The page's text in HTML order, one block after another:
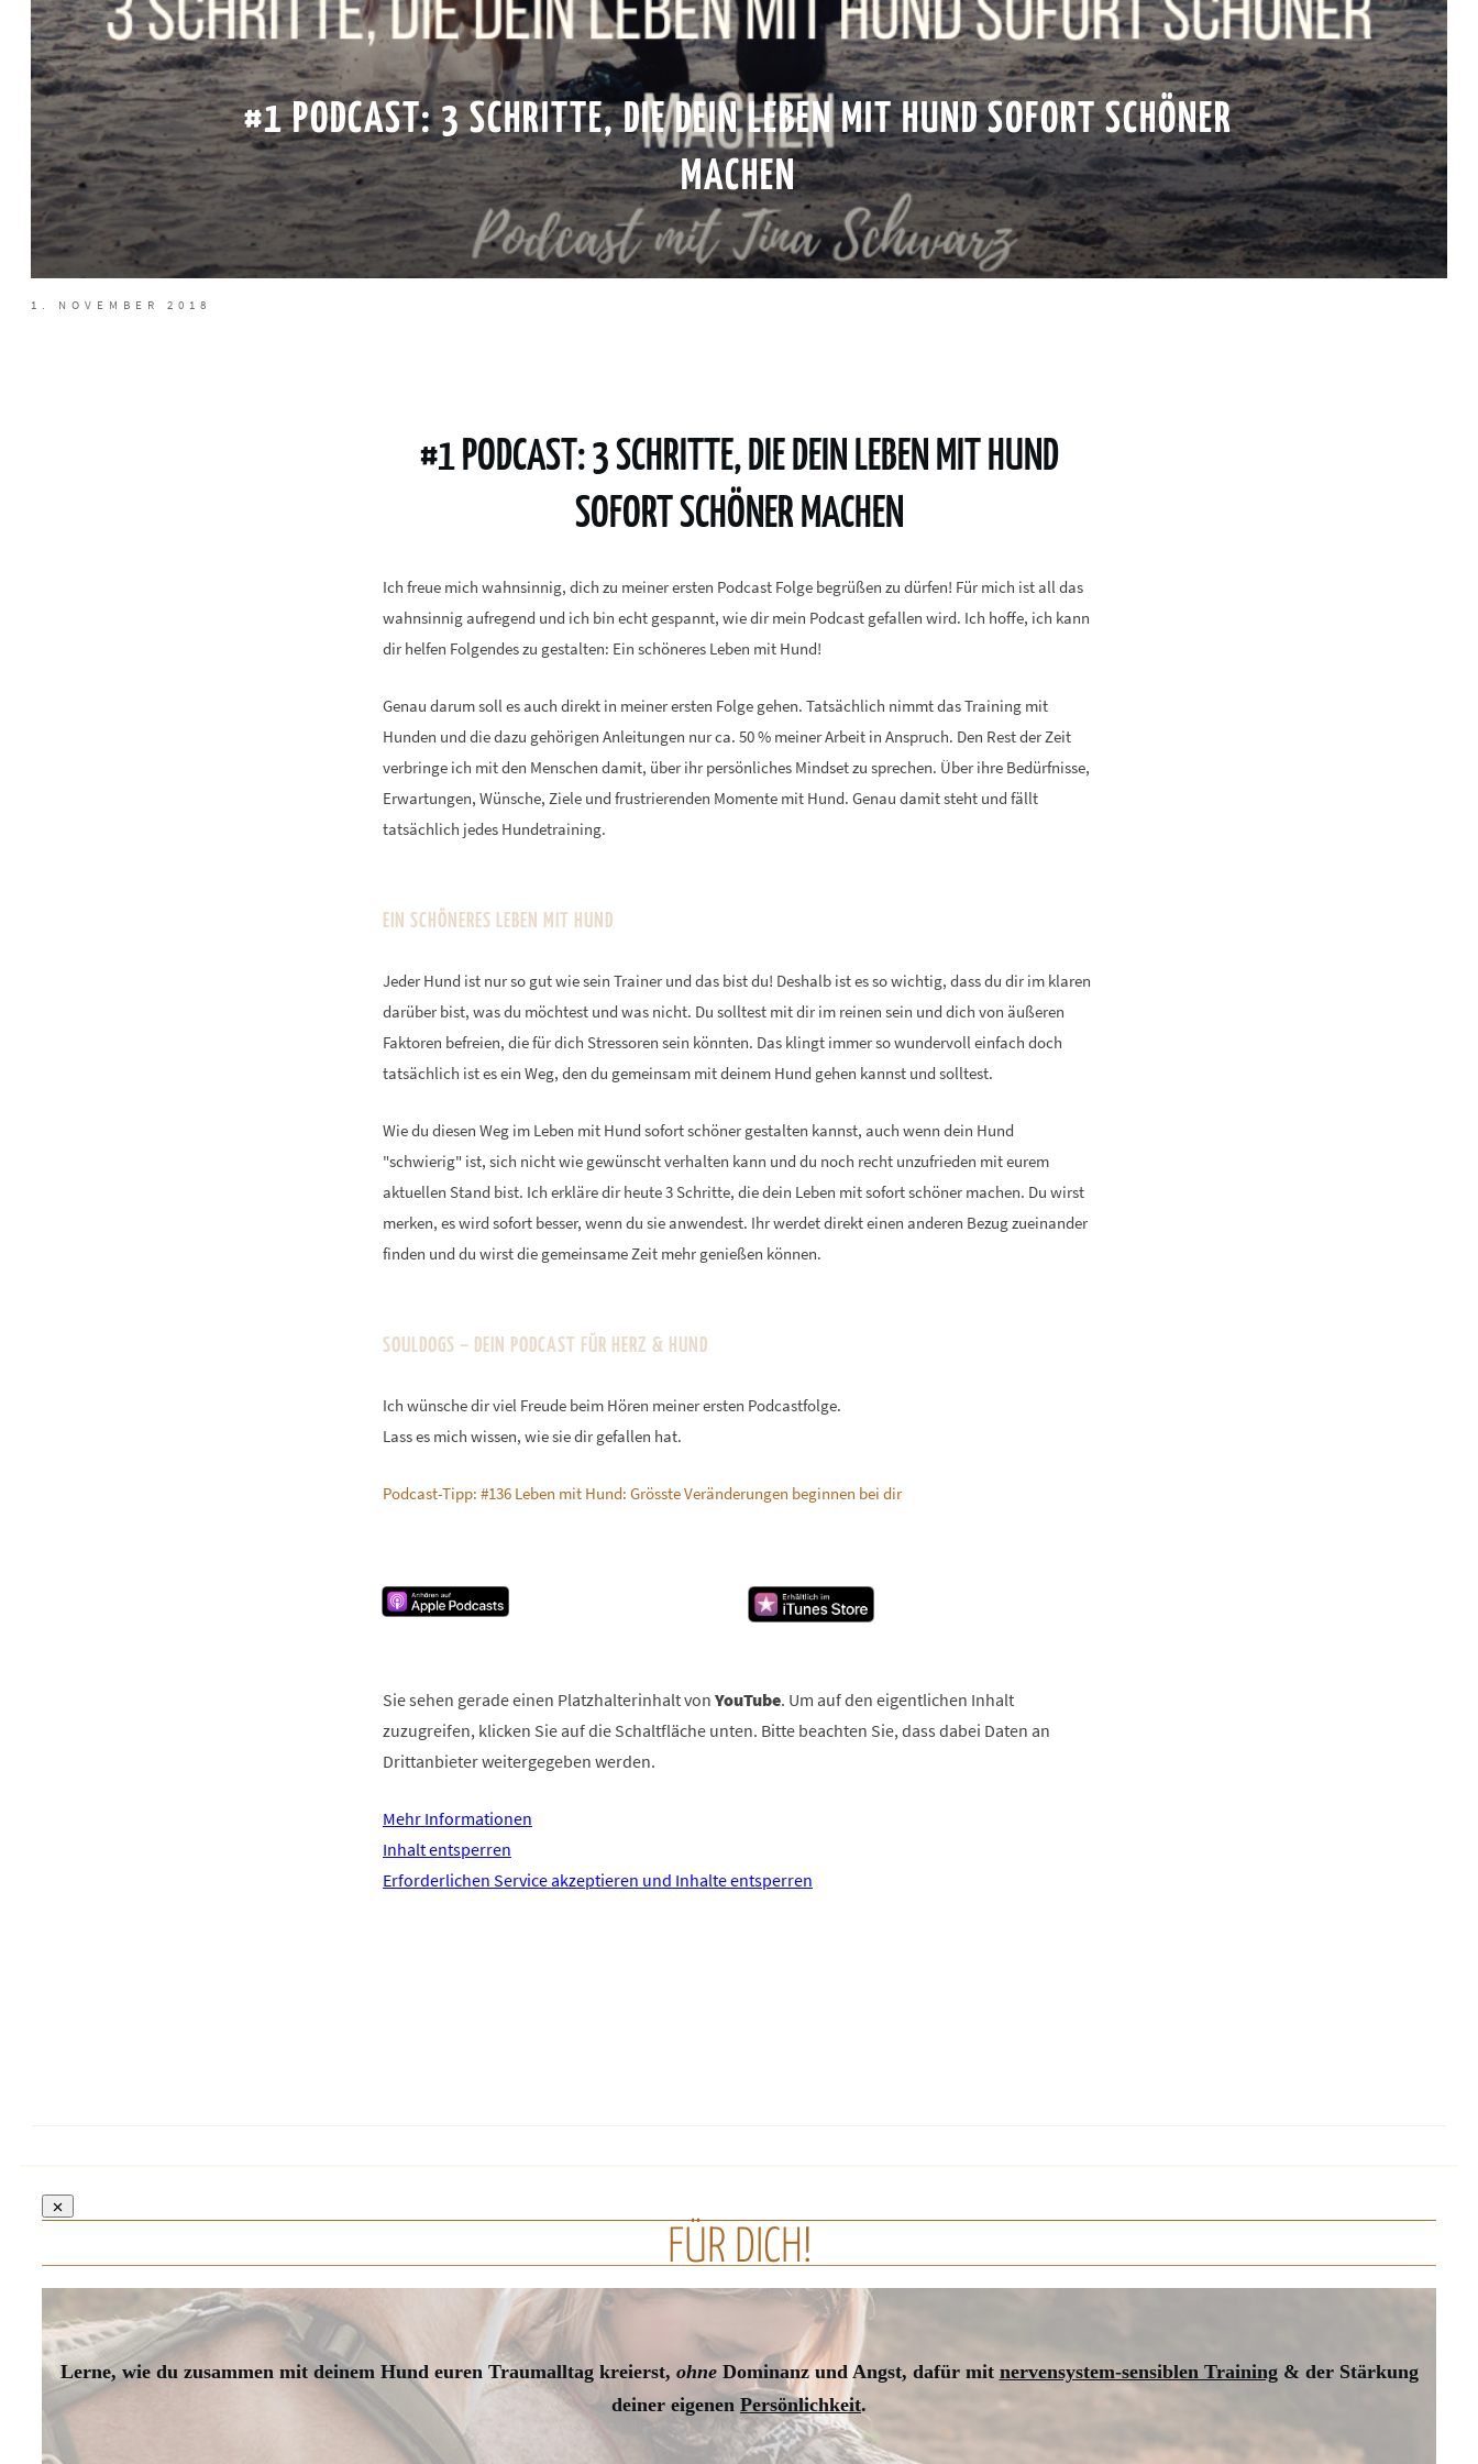
#1 PODCAST: 3 SCHRITTE, DIE DEIN LEBEN MIT HUND SOFORT SCHÖNER
MACHEN
1. NOVEMBER 2018
#1 PODCAST: 3 SCHRITTE, DIE DEIN LEBEN MIT HUND
SOFORT SCHÖNER MACHEN
Ich freue mich wahnsinnig, dich zu meiner ersten Podcast Folge begrüßen zu dürfen! Für mich ist all das
wahnsinnig aufregend und ich bin echt gespannt, wie dir mein Podcast gefallen wird. Ich hoffe, ich kann
dir helfen Folgendes zu gestalten: Ein schöneres Leben mit Hund!
Genau darum soll es auch direkt in meiner ersten Folge gehen. Tatsächlich nimmt das Training mit
Hunden und die dazu gehörigen Anleitungen nur ca. 50 % meiner Arbeit in Anspruch. Den Rest der Zeit
verbringe ich mit den Menschen damit, über ihr persönliches Mindset zu sprechen. Über ihre Bedürfnisse,
Erwartungen, Wünsche, Ziele und frustrierenden Momente mit Hund. Genau damit steht und fällt
tatsächlich jedes Hundetraining.
EIN SCHÖNERES LEBEN MIT HUND
Jeder Hund ist nur so gut wie sein Trainer und das bist du! Deshalb ist es so wichtig, dass du dir im klaren
darüber bist, was du möchtest und was nicht. Du solltest mit dir im reinen sein und dich von äußeren
Faktoren befreien, die für dich Stressoren sein könnten. Das klingt immer so wundervoll einfach doch
tatsächlich ist es ein Weg, den du gemeinsam mit deinem Hund gehen kannst und solltest.
Wie du diesen Weg im Leben mit Hund sofort schöner gestalten kannst, auch wenn dein Hund
"schwierig" ist, sich nicht wie gewünscht verhalten kann und du noch recht unzufrieden mit eurem
aktuellen Stand bist. Ich erkläre dir heute 3 Schritte, die dein Leben mit sofort schöner machen. Du wirst
merken, es wird sofort besser, wenn du sie anwendest. Ihr werdet direkt einen anderen Bezug zueinander
finden und du wirst die gemeinsame Zeit mehr genießen können.
SOULDOGS – DEIN PODCAST FÜR HERZ & HUND
Ich wünsche dir viel Freude beim Hören meiner ersten Podcastfolge.
Lass es mich wissen, wie sie dir gefallen hat.
Podcast-Tipp: #136 Leben mit Hund: Grösste Veränderungen beginnen bei dir
Sie sehen gerade einen Platzhalterinhalt von YouTube. Um auf den eigentlichen Inhalt
zuzugreifen, klicken Sie auf die Schaltfläche unten. Bitte beachten Sie, dass dabei Daten an
Drittanbieter weitergegeben werden.
Mehr Informationen
Inhalt entsperren
Erforderlichen Service akzeptieren und Inhalte entsperren
FÜR DICH!
Lerne, wie du zusammen mit deinem Hund euren Traumalltag kreierst, ohne Dominanz und Angst, dafür mit nervensystem-sensiblen Training& der Stärkung
deiner eigenen Persönlichkeit.